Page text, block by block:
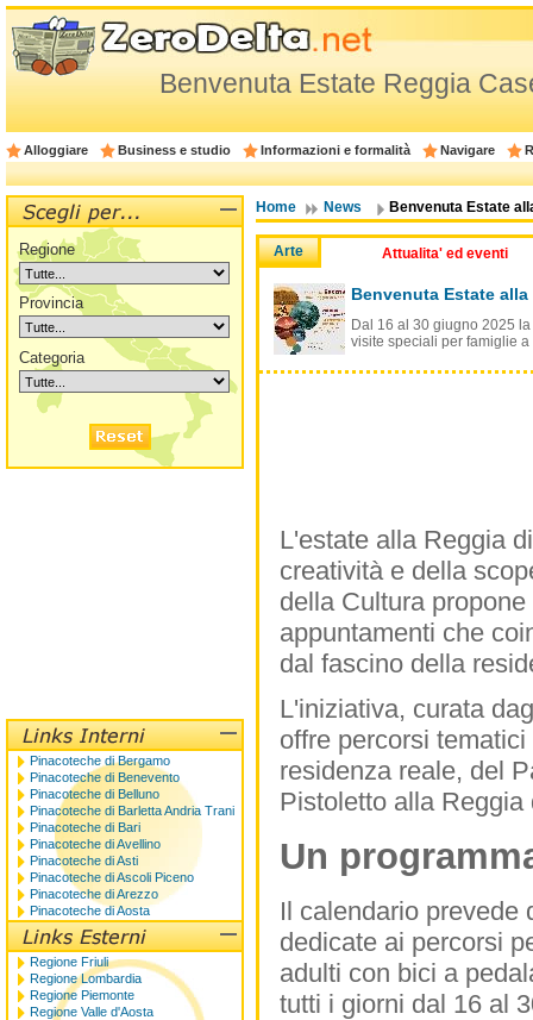
Benvenuta Estate Reggia
Alloggiare Business e studio Informazioni e formalità Navigare
Home News Benvenuta Estate
Arte Attualita' ed eventi
Benvenuta Estate
Dal 16 al 30 giugno 2025
visite speciali per famiglie
L'estate alla Reggia
creatività e della
della Cultura
appuntamenti che
dal fascino della
L'iniziativa, curata
offre percorsi
residenza reale, del
Pistoletto alla
Un
Il calendario prevede
dedicate ai percorsi
adulti con bici a
tutti i giorni dal 16 al
Regione
Provincia
Categoria
Pinacoteche di Bergamo
Pinacoteche di Benevento
Pinacoteche di Belluno
Pinacoteche di Barletta Andria Trani
Pinacoteche di Bari
Pinacoteche di Avellino
Pinacoteche di Asti
Pinacoteche di Ascoli Piceno
Pinacoteche di Arezzo
Pinacoteche di Aosta
Regione Friuli
Regione Lombardia
Regione Piemonte
Regione Valle d'Aosta